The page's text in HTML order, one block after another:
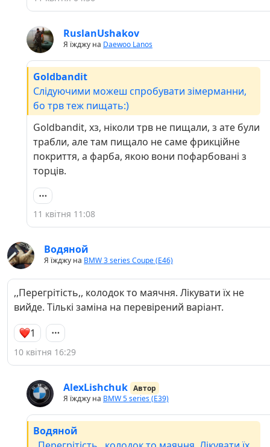
RuslanUshakov
Я їжджу на Daewoo Lanos
Goldbandit
Слідуючими можеш спробувати зімерманни,
бо трв теж пищать:)
Goldbandit, хз, ніколи трв не пищали, з ате були
трабли, але там пищало не саме фрикційне
покриття, а фарба, якою вони пофарбовані з
торців.
11 квітня 11:08
Водяной
Я їжджу на BMW 3 series Coupe (E46)
,,Перегрітість,, колодок то маячня. Лікувати їх не
вийде. Тількі заміна на перевірений варіант.
1
10 квітня 16:29
AlexLishchuk Автор
Я їжджу на BMW 5 series (E39)
Водяной